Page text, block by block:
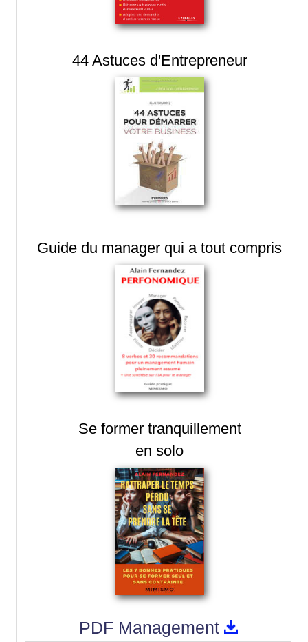
44 Astuces d'Entrepreneur
Guide du manager qui a tout compris
Se former tranquillement
en solo
PDF Management